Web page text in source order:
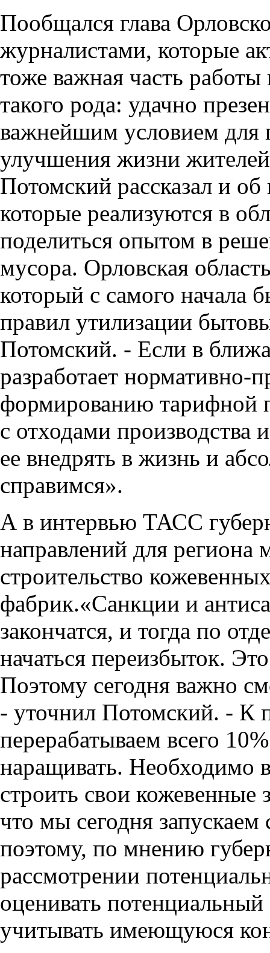
Пообщался глава
журналистами, которые
тоже важная часть
такого рода: удачно
важнейшим условием для
улучшения жизни
Потомский рассказал и
которые реализуются в
поделиться опытом в
мусора. Орловская
который с самого начала
правил утилизации
Потомский. - Если в
разработает
формированию тарифной
с отходами производства
ее внедрять в жизнь и
справимся».
А в интервью ТАСС
направлений для региона
строительство
фабрик.«Санкции и
закончатся, и тогда по
начаться переизбыток.
Поэтому сегодня важно
- уточнил Потомский. - К
перерабатываем всего
наращивать. Необходимо
строить свои
что мы сегодня
поэтому, по мнению
рассмотрении
оценивать
учитывать имеющуюся